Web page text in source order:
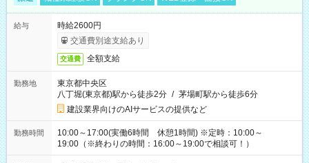
給与
時給2600円
交通費別途支給あり
交通費 全額支給
勤務地
東京都中央区
八丁堀(東京都)駅から徒歩2分 / 茅場町駅から徒歩6分
建設業界向けのAIサービスの提供など
勤務時間
10:00～17:00(実働6時間 休憩1時間) ※定時：10:00～
19:00（※終わりの時間：16:00～19:00で相談可！）